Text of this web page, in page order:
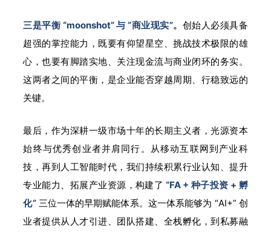
三是平衡 “moonshot” 与 “商业现实”。 创始人必须具备
超强的掌控能力，既要有仰望星空、挑战技术极限的雄
心，也要有脚踏实地、关注现金流与商业闭环的务实。
这两者之间的平衡，是企业能否穿越周期、行稳致远的
关键。
最后，作为深耕一级市场十年的长期主义者，光源资本
始终与优秀创业者并肩同行。从移动互联网到产业科
技，再到人工智能时代，我们持续积累行业认知、提升
专业能力、拓展产业资源，构建了 “FA + 种子投资 + 孵
化”三位一体的早期赋能体系。这一体系能够为 “AI+” 创
业者提供从人才引进、团队搭建、全栈孵化，到私募融